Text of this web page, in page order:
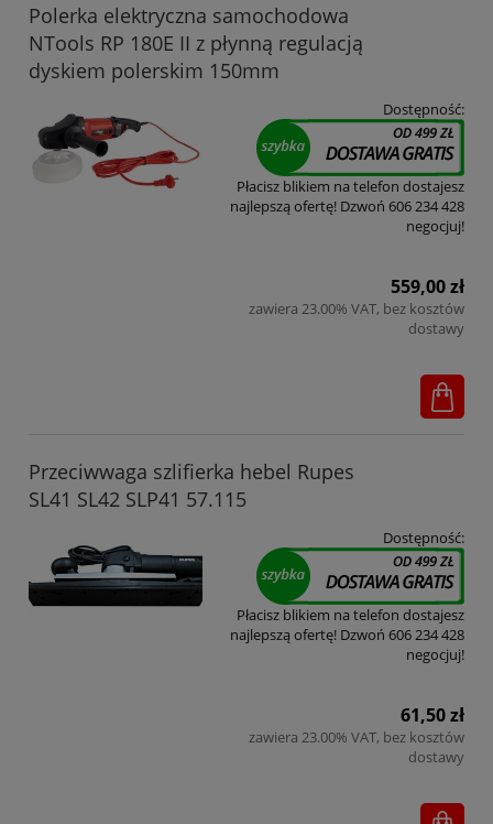
Polerka elektryczna samochodowa
NTools RP 180E II z płynną regulacją
dyskiem polerskim 150mm
Dostępność:
Płacisz blikiem na telefon dostajesz
najlepszą ofertę! Dzwoń 606 234 428
negocjuj!
559,00 zł
zawiera 23.00% VAT, bez kosztów
dostawy
Przeciwwaga szlifierka hebel Rupes
SL41 SL42 SLP41 57.115
Dostępność:
Płacisz blikiem na telefon dostajesz
najlepszą ofertę! Dzwoń 606 234 428
negocjuj!
61,50 zł
zawiera 23.00% VAT, bez kosztów
dostawy